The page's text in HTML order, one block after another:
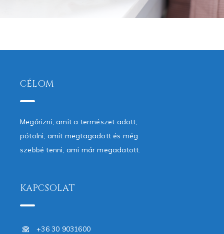
CÉLOM
Megőrizni, amit a természet adott,
pótolni, amit megtagadott és még
szebbé tenni, ami már megadatott.
KAPCSOLAT
+36 30 9031600